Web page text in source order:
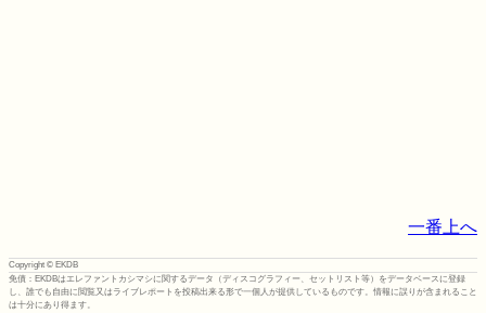
一番上へ
Copyright © EKDB
免債：EKDBはエレファントカシマシに関するデータ（ディスコグラフィー、セットリスト等）をデータベースに登録
し、誰でも自由に閲覧又はライブレポートを投稿出来る形で一個人が提供しているものです。情報に誤りが含まれること
は十分にあり得ます。